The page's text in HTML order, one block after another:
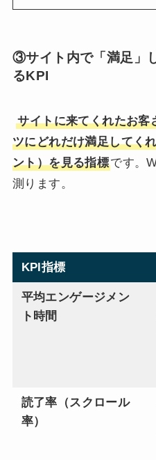
③サイト内で「満足」
るKPI
サイトに来てくれたお客
ツにどれだけ満足してく
ント）を見る指標です。
測ります。
KPI指標
平均エンゲージメン
ト時間
読了率（スクロール
率）